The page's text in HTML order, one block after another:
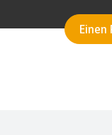
Einen